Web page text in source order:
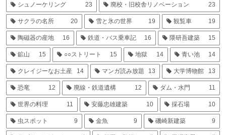
シュノーケリング 23 廃校・旧校舎リノベーション 23
サクラの名所 20 雪と氷の世界 19 観覧車 19
陶磁器の産地 16 鉄道・バス乗車記 16 隈研吾建築 15
鉱山 15 ○○ストリート 15 地獄 14 青い池 14
クレイジーなお土産 14 マンガ読み放題 13 大学博物館 13
恐竜 12 廃線・鉄道遺構 12 ダム・水門 11
世界の料理 11 安藤忠雄建築 10 採石場 10
虫スポット 9 金魚 9 磯崎新建築 9